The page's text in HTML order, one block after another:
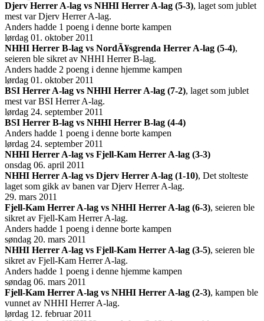
Djerv Herrer A-lag vs NHHI Herrer A-lag (5-3), laget som jublet
mest var Djerv Herrer A-lag.
Anders hadde 1 poeng i denne borte kampen
lørdag 01. oktober 2011
NHHI Herrer B-lag vs NordÃ¥sgrenda Herrer A-lag (5-4),
seieren ble sikret av NHHI Herrer B-lag.
Anders hadde 2 poeng i denne hjemme kampen
lørdag 01. oktober 2011
BSI Herrer A-lag vs NHHI Herrer A-lag (7-2), laget som jublet
mest var BSI Herrer A-lag.
lørdag 24. september 2011
BSI Herrer B-lag vs NHHI Herrer B-lag (4-4)
Anders hadde 1 poeng i denne borte kampen
lørdag 24. september 2011
NHHI Herrer A-lag vs Fjell-Kam Herrer A-lag (3-3)
onsdag 06. april 2011
NHHI Herrer A-lag vs Djerv Herrer A-lag (1-10), Det stolteste
laget som gikk av banen var Djerv Herrer A-lag.
29. mars 2011
Fjell-Kam Herrer A-lag vs NHHI Herrer A-lag (6-3), seieren ble
sikret av Fjell-Kam Herrer A-lag.
Anders hadde 1 poeng i denne borte kampen
søndag 20. mars 2011
NHHI Herrer A-lag vs Fjell-Kam Herrer A-lag (3-5), seieren ble
sikret av Fjell-Kam Herrer A-lag.
Anders hadde 1 poeng i denne hjemme kampen
søndag 06. mars 2011
Fjell-Kam Herrer A-lag vs NHHI Herrer A-lag (2-3), kampen ble
vunnet av NHHI Herrer A-lag.
lørdag 12. februar 2011